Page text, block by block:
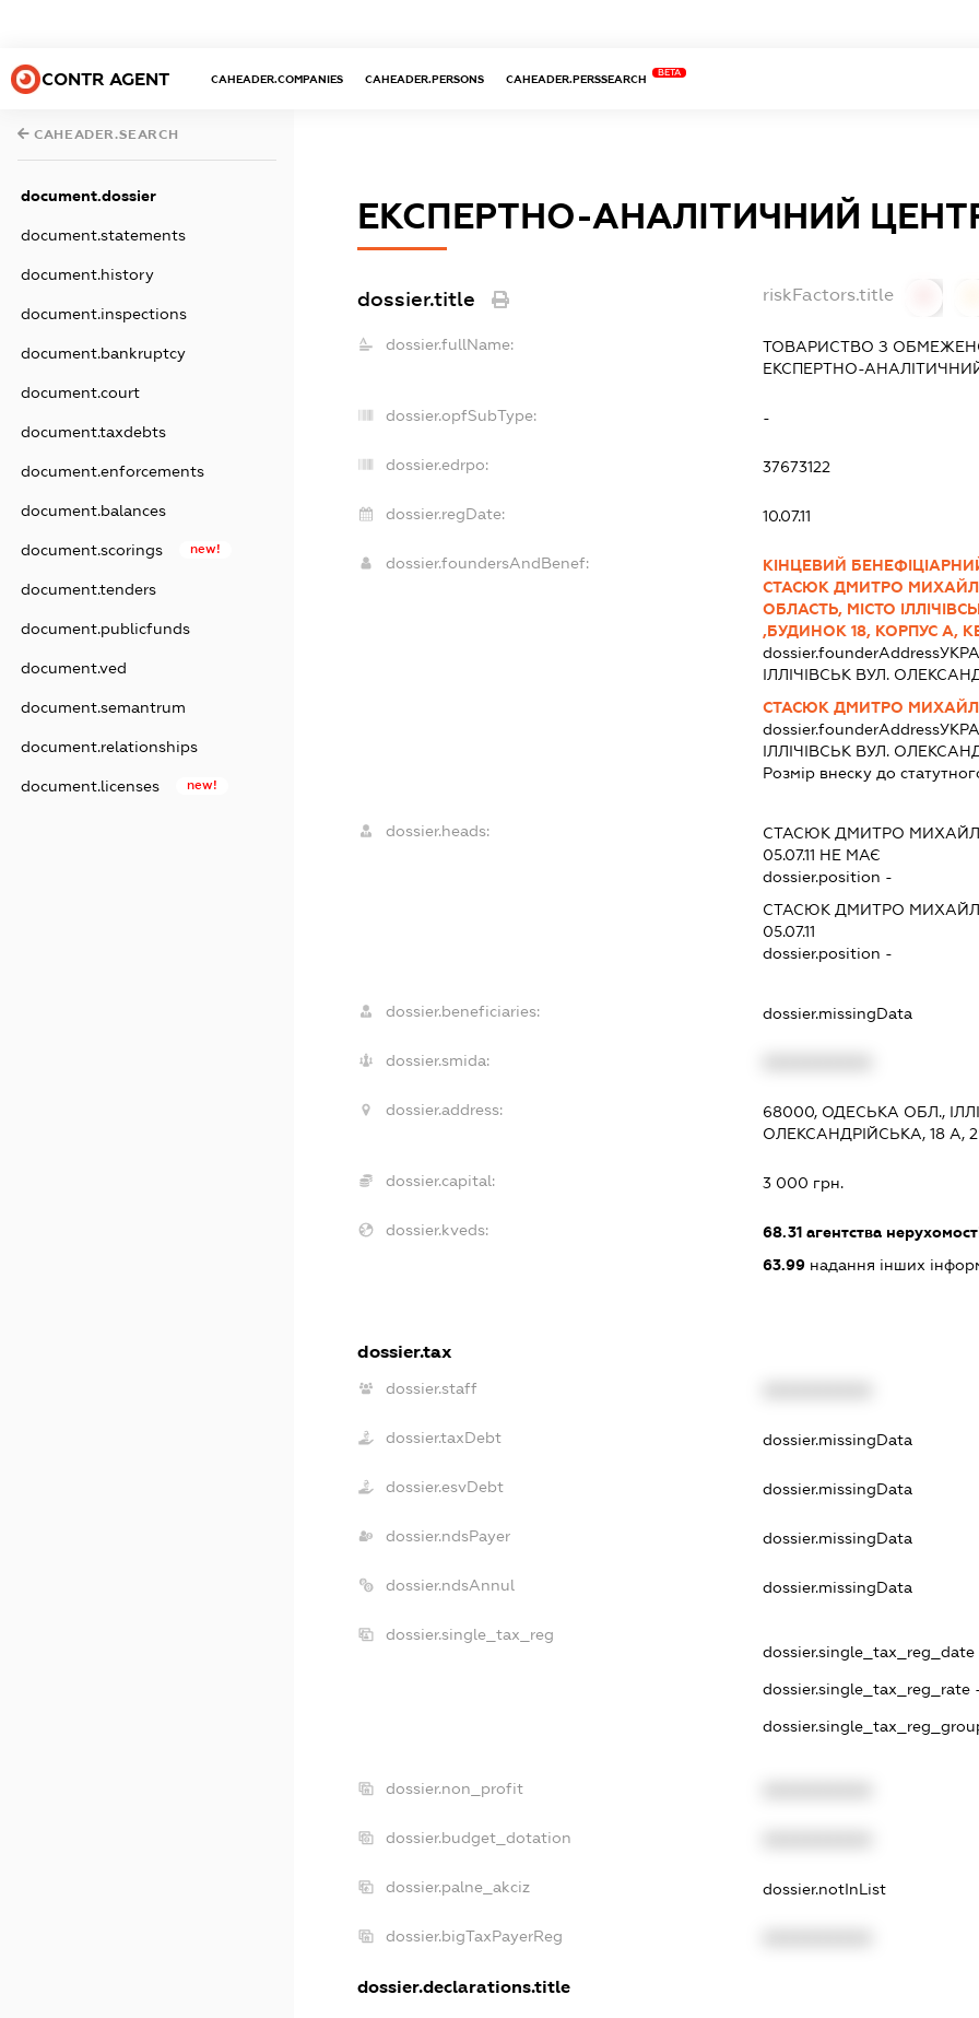
CONTR AGENT CAHEADER.COMPANIES CAHEADER.PERSONS CAHEADER.PERSSEARCH
BETA
CAHEADER.SEARCH
document.dossier
document.statements
document.history
document.inspections
document.bankruptcy
document.court
document.taxdebts
document.enforcements
document.balances
document.scorings new!
document.tenders
document.publicfunds
document.ved
document.semantrum
document.relationships
document.licenses new!
ЕКСПЕРТНО-АНАЛІТИЧНИЙ
dossier.title riskFactors.title
dossier.fullName:
ТОВАРИСТВО З
ЕКСПЕРТНО-
dossier.opfSubType: -
dossier.edrpo: 37673122
dossier.regDate: 10.07.11
dossier.foundersAndBenef:
КІНЦЕВИЙ
СТАСЮК ДМИТРО
ОБЛАСТЬ, МІСТО
,БУДИНОК 18, КОРПУС А,
dossier.founderAddress
ІЛЛІЧІВСЬК ВУЛ.
СТАСЮК ДМИТРО
dossier.founderAddress
ІЛЛІЧІВСЬК ВУЛ.
Розмір внеску до
dossier.heads: СТАСЮК ДМИТРО
05.07.11 НЕ МАЄ
dossier.position -
СТАСЮК ДМИТРО
05.07.11
dossier.position -
dossier.beneficiaries: dossier.missingData
dossier.smida:
dossier.address:
68000, ОДЕСЬКА ОБЛ.,
ОЛЕКСАНДРІЙСЬКА, 18 А,
dossier.capital: 3 000 грн.
dossier.kveds: 68.31агентства
63.99надання інших
dossier.tax
dossier.staff
dossier.taxDebt dossier.missingData
dossier.esvDebt dossier.missingData
dossier.ndsPayer dossier.missingData
dossier.ndsAnnul dossier.missingData
dossier.single_tax_reg
dossier.single_tax_reg_date
dossier.single_tax_reg_rate
dossier.non_profit
dossier.budget_dotation
dossier.palne_akciz dossier.notInList
dossier.bigTaxPayerReg
dossier.declarations.title